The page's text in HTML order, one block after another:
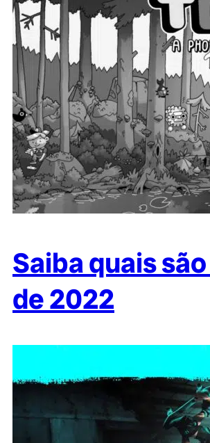
Saiba quais
de 2022